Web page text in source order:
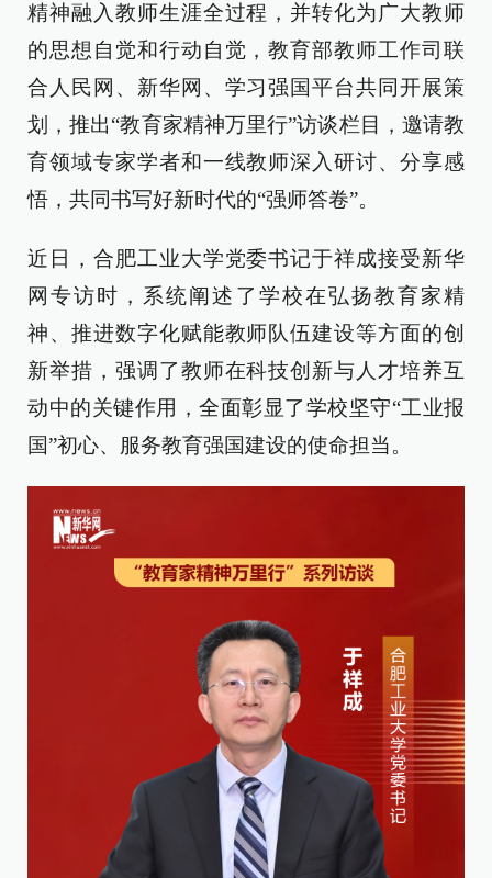
精神融入教师生涯全过程，并转化为广大教师
的思想自觉和行动自觉，教育部教师工作司联
合人民网、新华网、学习强国平台共同开展策
划，推出“教育家精神万里行”访谈栏目，邀请教
育领域专家学者和一线教师深入研讨、分享感
悟，共同书写好新时代的“强师答卷”。
近日，合肥工业大学党委书记于祥成接受新华
网专访时，系统阐述了学校在弘扬教育家精
神、推进数字化赋能教师队伍建设等方面的创
新举措，强调了教师在科技创新与人才培养互
动中的关键作用，全面彰显了学校坚守“工业报
国”初心、服务教育强国建设的使命担当。